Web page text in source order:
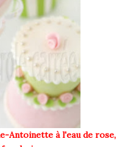
Antoinette à l'eau de rose,